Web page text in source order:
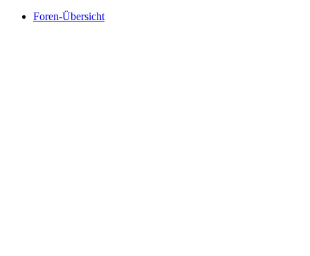
Foren-Übersicht